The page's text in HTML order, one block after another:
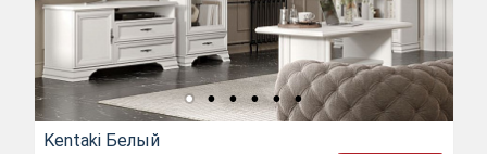
Kentaki Белый